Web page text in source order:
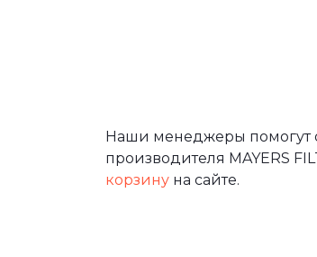
Наши менеджеры помогут
производителя MAYERS
корзину на сайте.